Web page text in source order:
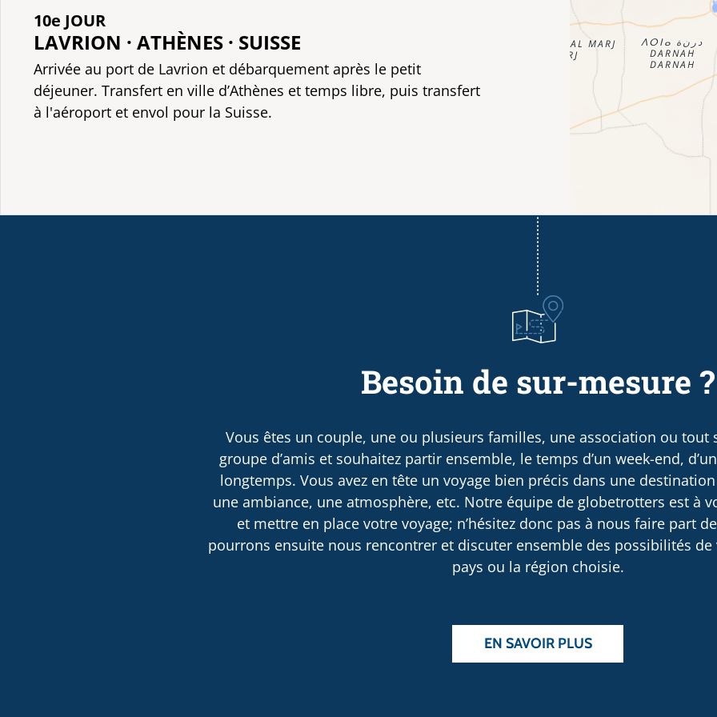
10e JOUR
LAVRION · ATHÈNES · SUISSE
Arrivée au port de Lavrion et débarquement après le petit
déjeuner. Transfert en ville d’Athènes et temps libre, puis transfert
à l'aéroport et envol pour la Suisse.
Besoin de sur-mesure ?
Vous êtes un couple, une ou plusieurs familles, une association ou
groupe d’amis et souhaitez partir ensemble, le temps d’un week-end,
longtemps. Vous avez en tête un voyage bien précis dans une
une ambiance, une atmosphère, etc. Notre équipe de globetrotters est à
et mettre en place votre voyage; n’hésitez donc pas à nous faire part
pourrons ensuite nous rencontrer et discuter ensemble des possibilités de
pays ou la région choisie.
EN SAVOIR PLUS